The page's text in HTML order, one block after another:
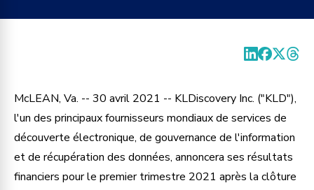
McLEAN, Va. -- 30 avril 2021 -- KLDiscovery Inc. ("KLD"),
l'un des principaux fournisseurs mondiaux de services de
découverte électronique, de gouvernance de l'information
et de récupération des données, annoncera ses résultats
financiers pour le premier trimestre 2021 après la clôture